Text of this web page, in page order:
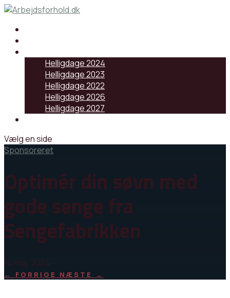
Helligdage 2024
Helligdage 2023
Helligdage 2022
Helligdage 2026
Helligdage 2027
Vælg en side
Sponsoreret
Optimér din søvn med
gode senge fra
Sengefabrikken
14 maj, 2024
← FORRIGE NÆSTE →